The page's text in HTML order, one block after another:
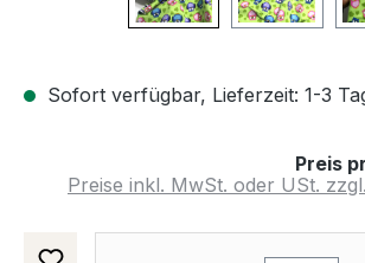
Sofort verfügbar, Lieferzeit: 1-3
Preis
Preise inkl. MwSt. oder USt.